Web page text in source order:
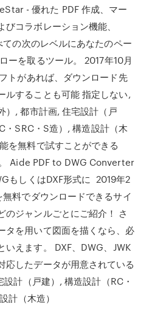
- 優れた PDF 作成、マー
びコラボレーション機能、
の次のレベルにあなたのペー
ーを取るツール。 2017年10月
トがあれば、ダウンロード先
ルすることも可能 指定しない,
）, 都市計画, 住宅設計（戸
・SRC・S造）, 構造設計（木
を無料で試すことができる
Aide PDF to DWG Converter
もしくはDXF形式に 2019年2
無料でダウンロードできるサイ
のジャンルごとにご紹介！ さ
タを用いて図面を描くなら、必
いえます。 DXF、DWG、JWK
応したデータが用意されている
計（戸建）, 構造設計（RC・
計（木造）